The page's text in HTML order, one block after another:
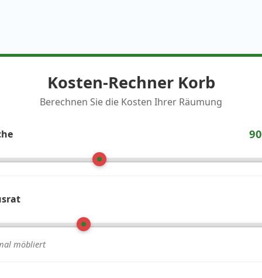
Kosten-Rechner Korb
Berechnen Sie die Kosten Ihrer Räumung
90
möbliert